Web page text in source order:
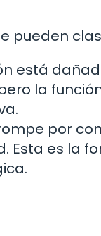
pueden
está
la
por
Esta es la